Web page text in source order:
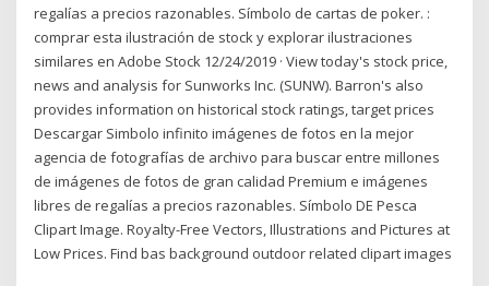
regalías a precios razonables. Símbolo de cartas de poker. :
comprar esta ilustración de stock y explorar ilustraciones
similares en Adobe Stock 12/24/2019 · View today's stock price,
news and analysis for Sunworks Inc. (SUNW). Barron's also
provides information on historical stock ratings, target prices
Descargar Simbolo infinito imágenes de fotos en la mejor
agencia de fotografías de archivo para buscar entre millones
de imágenes de fotos de gran calidad Premium e imágenes
libres de regalías a precios razonables. Símbolo DE Pesca
Clipart Image. Royalty-Free Vectors, Illustrations and Pictures at
Low Prices. Find bas background outdoor related clipart images